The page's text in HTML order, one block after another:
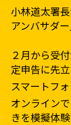
小林道太署
アンバサダ
２月から受
定申告に先
スマートフォ
オンライン
きを模擬体験